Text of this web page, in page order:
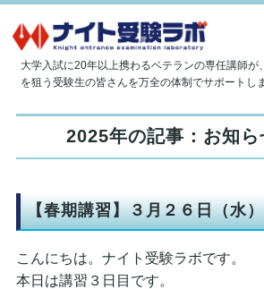
大学
大学入試に20年以上携わるベテランの専任講師が
を狙う受験生の皆さんを万全の体制でサポートし
ホーム
入塾のご案内
お問い合わせ
2025年の記事：お知
【春期講習】３月２６日（水
こんにちは。ナイト受験ラボです。
本日は講習３日目です。